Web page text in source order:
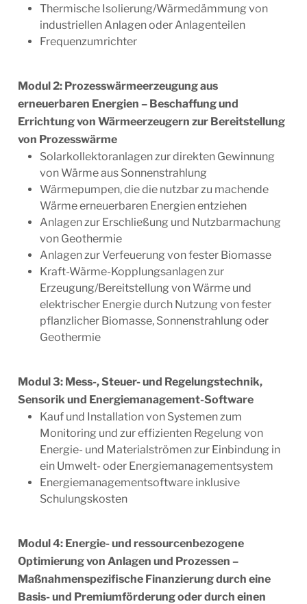
Thermische Isolierung/Wärmedämmung von
industriellen Anlagen oder Anlagenteilen
Frequenzumrichter
Modul 2: Prozesswärmeerzeugung aus
erneuerbaren Energien – Beschaffung und
Errichtung von Wärmeerzeugern zur Bereitstellung
von Prozesswärme
Solarkollektoranlagen zur direkten Gewinnung
von Wärme aus Sonnenstrahlung
Wärmepumpen, die die nutzbar zu machende
Wärme erneuerbaren Energien entziehen
Anlagen zur Erschließung und Nutzbarmachung
von Geothermie
Anlagen zur Verfeuerung von fester Biomasse
Kraft-Wärme-Kopplungsanlagen zur
Erzeugung/Bereit­stellung von Wärme und
elektrischer Energie durch Nutzung von fester
pflanzlicher Biomasse, Sonnenstrahlung oder
Geothermie
Modul 3: Mess-, Steuer- und Regelungstechnik,
Sensorik und Energiemanagement-Software
Kauf und Installation von Systemen zum
Monitoring und zur effizienten Regelung von
Energie- und Material­strömen zur Einbindung in
ein Umwelt- oder Energiemanagementsystem
Energiemanagementsoftware inklusive
Schulungskosten
Modul 4: Energie- und ressourcenbezogene
Optimierung von Anlagen und Prozessen –
Maßnahmenspezifische Finanzierung durch eine
Basis- und Premiumförderung oder durch einen